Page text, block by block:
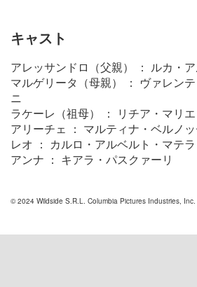
キャスト
アレッサンドロ（父親） ： ルカ・
マルゲリータ（母親） ： ヴァレン
ニ
ラケーレ（祖母） ： リチア・マリ
アリーチェ ： マルティナ・ベルノ
レオ ： カルロ・アルベルト・マテ
アンナ ： キアラ・パスクァーリ
© 2024 Wildside S.R.L. Columbia Pictures Industries, Inc.